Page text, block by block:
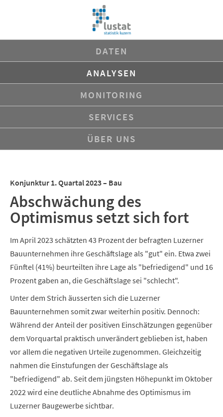
DATEN
ANALYSEN
MONITORING
SERVICES
ÜBER UNS
Konjunktur 1. Quartal 2023 – Bau
Abschwächung des
Optimismus setzt sich fort
Im April 2023 schätzten 43 Prozent der befragten Luzerner
Bauunternehmen ihre Geschäftslage als "gut" ein. Etwa zwei
Fünftel (41%) beurteilten ihre Lage als "befriedigend" und 16
Prozent gaben an, die Geschäftslage sei "schlecht".
Unter dem Strich äusserten sich die Luzerner
Bauunternehmen somit zwar weiterhin positiv. Dennoch:
Während der Anteil der positiven Einschätzungen gegenüber
dem Vorquartal praktisch unverändert geblieben ist, haben
vor allem die negativen Urteile zugenommen. Gleichzeitig
nahmen die Einstufungen der Geschäftslage als
"befriedigend" ab. Seit dem jüngsten Höhepunkt im Oktober
2022 wird eine deutliche Abnahme des Optimismus im
Luzerner Baugewerbe sichtbar.